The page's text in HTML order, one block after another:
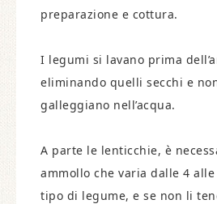
preparazione e cottura.
I legumi si lavano prima
eliminando quelli secchi e
galleggiano nell’acqua.
A parte le lenticchie, è
ammollo che varia dalle 4
tipo di legume, e se non li